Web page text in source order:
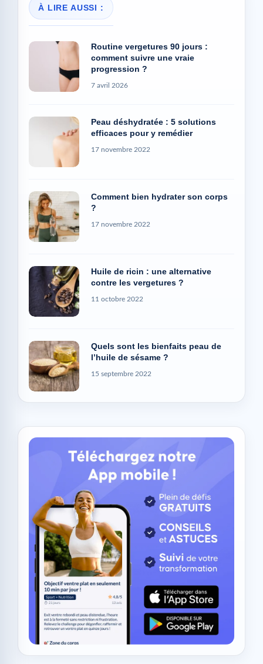
À LIRE AUSSI :
Routine vergetures 90 jours :
comment suivre une vraie
progression ?
7 avril 2026
Peau déshydratée : 5 solutions
efficaces pour y remédier
17 novembre 2022
Comment bien hydrater son corps
?
17 novembre 2022
Huile de ricin : une alternative
contre les vergetures ?
11 octobre 2022
Quels sont les bienfaits peau de
l’huile de sésame ?
15 septembre 2022